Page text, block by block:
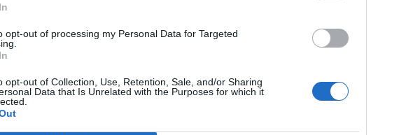
opt-out of processing my Personal Data for Targeted
opt-out of Collection, Use, Retention, Sale, and/or Sharing
Data that Is Unrelated with the Purposes for which it
topošajām
piemeklējusi
mācībām un ilgstošas ekrānu
lietošanas